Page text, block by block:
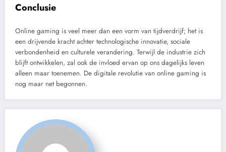
Conclusie
Online gaming is veel meer dan een vorm van tijdverdrijf; het is
een drijvende kracht achter technologische innovatie, sociale
verbondenheid en culturele verandering. Terwijl de industrie zich
blijft ontwikkelen, zal ook de invloed ervan op ons dagelijks leven
alleen maar toenemen. De digitale revolutie van online gaming is
nog maar net begonnen.